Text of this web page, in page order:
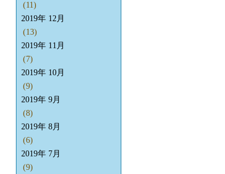
(11)
2019年 12月
(13)
2019年 11月
(7)
2019年 10月
(9)
2019年 9月
(8)
2019年 8月
(6)
2019年 7月
(9)